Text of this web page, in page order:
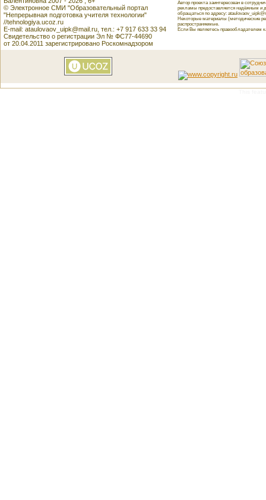
© Электронное СМИ "Образовательный портал
"Непрерывная подготовка учителя технологии"
//tehnologiya.ucoz.ru
E-mail: ataulovaov_uipk@mail.ru, тел.: +7 917 633 33 94
Свидетельство о регистрации Эл № ФС77-44690
от 20.04.2011 зарегистрировано Роскомнадзором
Автор проекта заинтересован в
рекламы предоставляется надёжным и
обращаться по адресу:
Некоторые материалы (методические
распространяемые.
Если Вы являетесь правообладателем